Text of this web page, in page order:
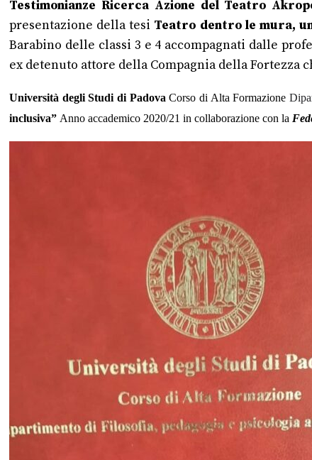
Testimonianze Ricerca Azione del Teatro
presentazione della tesi Teatro dentro le mura,
Barabino delle classi 3 e 4 accompagnati dalle
ex detenuto attore della Compagnia della Fortezza
Università degli Studi di PadovaCorso di Alta Formazione
inclusiva” Anno accademico 2020/21 in collaborazione con la